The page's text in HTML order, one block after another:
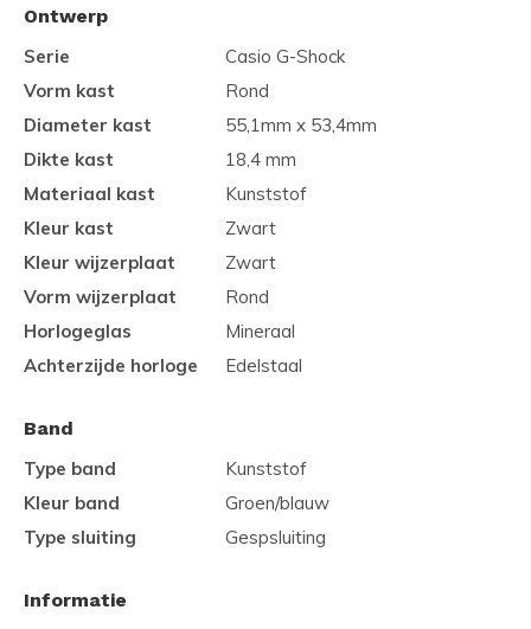
Ontwerp
Serie
Casio G-Shock
Vorm kast
Rond
Diameter kast
55,1mm x 53,4mm
Dikte kast
18,4 mm
Materiaal kast
Kunststof
Kleur kast
Zwart
Kleur wijzerplaat
Zwart
Vorm wijzerplaat
Rond
Horlogeglas
Mineraal
Achterzijde horloge
Edelstaal
Band
Type band
Kunststof
Kleur band
Groen/blauw
Type sluiting
Gespsluiting
Informatie